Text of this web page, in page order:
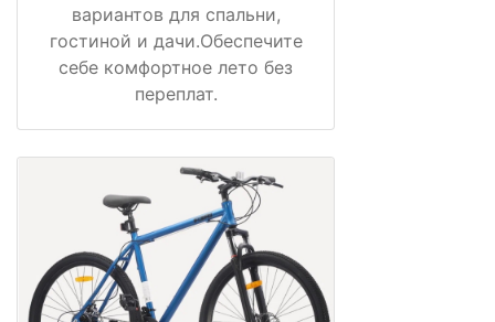
вариантов для спальни,
гостиной и дачи.Обеспечите
себе комфортное лето без
переплат.